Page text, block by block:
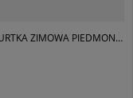
LEVI'S KURTKA ZIMOWA PIEDMONT SHORT RED BW BLACKS